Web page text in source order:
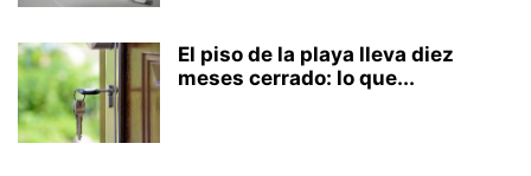
El piso de la playa lleva diez
meses cerrado: lo que...